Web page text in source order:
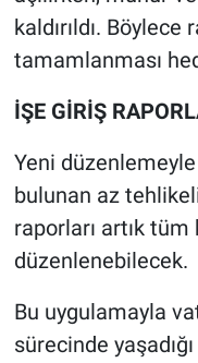
kaldırıldı.
tamamlanması
İŞE GİRİŞ
Yeni düzenlemeyle
bulunan az
raporları artık
düzenlenebilecek.
Bu uygulamayla
sürecinde